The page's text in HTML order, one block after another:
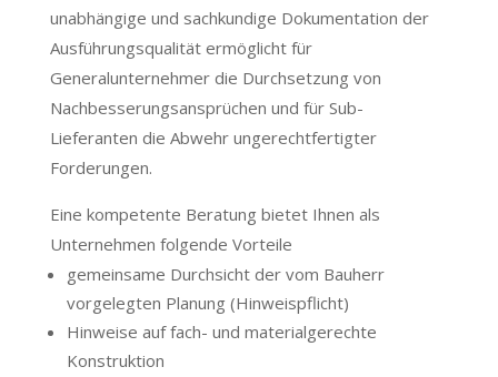
unabhängige und sachkundige Dokumentation der
Ausführungsqualität ermöglicht für
Generalunternehmer die Durchsetzung von
Nachbesserungsansprüchen und für Sub-
Lieferanten die Abwehr ungerechtfertigter
Forderungen.
Eine kompetente Beratung bietet Ihnen als
Unternehmen folgende Vorteile
gemeinsame Durchsicht der vom Bauherr
vorgelegten Planung (Hinweispflicht)
Hinweise auf fach- und materialgerechte
Konstruktion